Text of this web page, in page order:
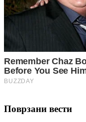
Поврзани вести